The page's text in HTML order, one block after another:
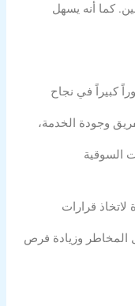
كما أنه يسهل
كبيراً في نجاح
وجودة الخدمة،
قرارات
المخاطر وزيادة فرص